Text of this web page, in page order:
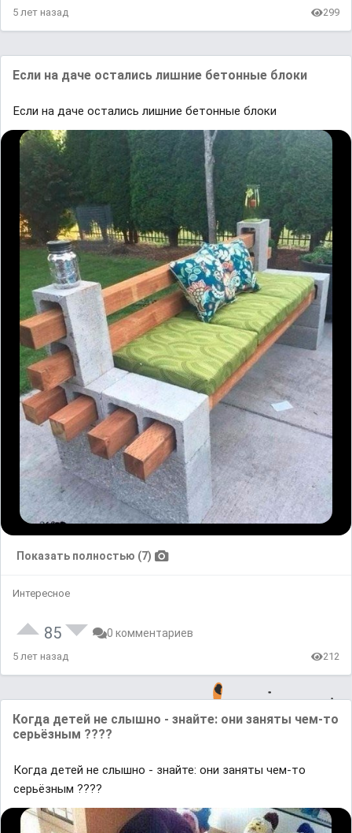
5 лет назад 299
Если на даче остались лишние бетонные блоки
Если на даче остались лишние бетонные блоки
Показать полностью (7)
Интересное
85 0 комментариев
5 лет назад 212
Когда детей не слышно - знайте: они заняты чем-то
серьёзным ????
Когда детей не слышно - знайте: они заняты чем-то
серьёзным ????